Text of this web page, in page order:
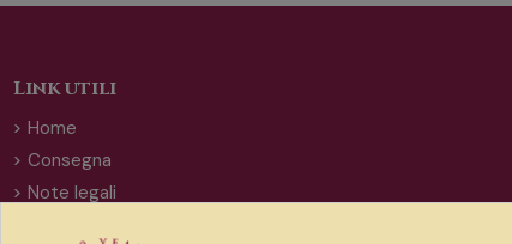
Link utili
Home
Consegna
Note legali